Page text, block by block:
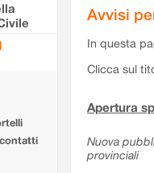
Avvisi
In questa
Clicca sul
Apertura
Nuova
provinciali